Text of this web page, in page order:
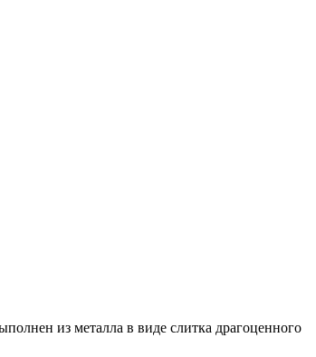
из металла в виде слитка драгоценного